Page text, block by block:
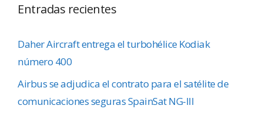
Entradas recientes
Daher Aircraft entrega el turbohélice Kodiak
número 400
Airbus se adjudica el contrato para el satélite de
comunicaciones seguras SpainSat NG-III